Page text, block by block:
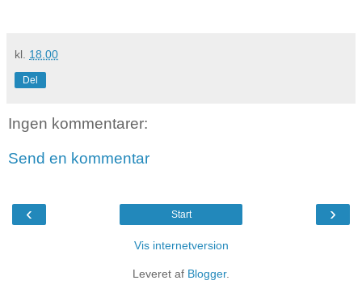
kl. 18.00
Del
Ingen kommentarer:
Send en kommentar
‹ ›
Start
Vis internetversion
Leveret af Blogger.